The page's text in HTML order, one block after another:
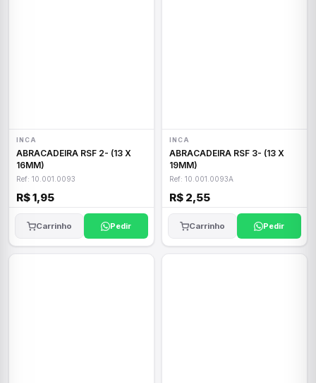
INCA
ABRACADEIRA RSF 2- (13 X
16MM)
Ref: 10.001.0093
R$ 1,95
Carrinho Pedir
INCA
ABRACADEIRA RSF 3- (13 X
19MM)
Ref: 10.001.0093A
R$ 2,55
Carrinho Pedir